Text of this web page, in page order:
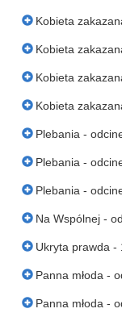
Kobieta
Kobieta
Kobieta
Kobieta
Plebania -
Plebania -
Plebania -
Na Wspólnej -
Ukryta prawda -
Panna młoda -
Panna młoda -